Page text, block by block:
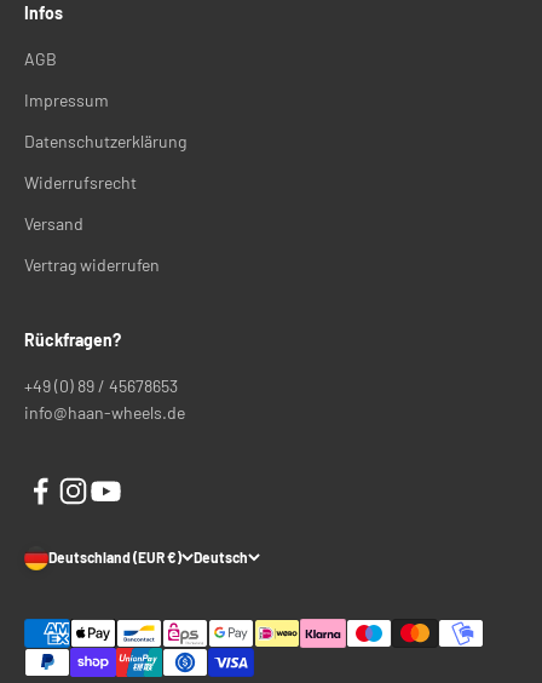
Infos
AGB
Impressum
Datenschutzerklärung
Widerrufsrecht
Versand
Vertrag widerrufen
Rückfragen?
+49 (0) 89 / 45678653
info@haan-wheels.de
Deutschland (EUR €) Deutsch